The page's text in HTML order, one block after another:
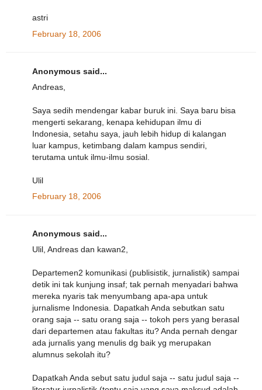
astri
February 18, 2006
Anonymous said...
Andreas,
Saya sedih mendengar kabar buruk ini. Saya baru bisa
mengerti sekarang, kenapa kehidupan ilmu di
Indonesia, setahu saya, jauh lebih hidup di kalangan
luar kampus, ketimbang dalam kampus sendiri,
terutama untuk ilmu-ilmu sosial.
Ulil
February 18, 2006
Anonymous said...
Ulil, Andreas dan kawan2,
Departemen2 komunikasi (publisistik, jurnalistik) sampai
detik ini tak kunjung insaf; tak pernah menyadari bahwa
mereka nyaris tak menyumbang apa-apa untuk
jurnalisme Indonesia. Dapatkah Anda sebutkan satu
orang saja -- satu orang saja -- tokoh pers yang berasal
dari departemen atau fakultas itu? Anda pernah dengar
ada jurnalis yang menulis dg baik yg merupakan
alumnus sekolah itu?
Dapatkah Anda sebut satu judul saja -- satu judul saja --